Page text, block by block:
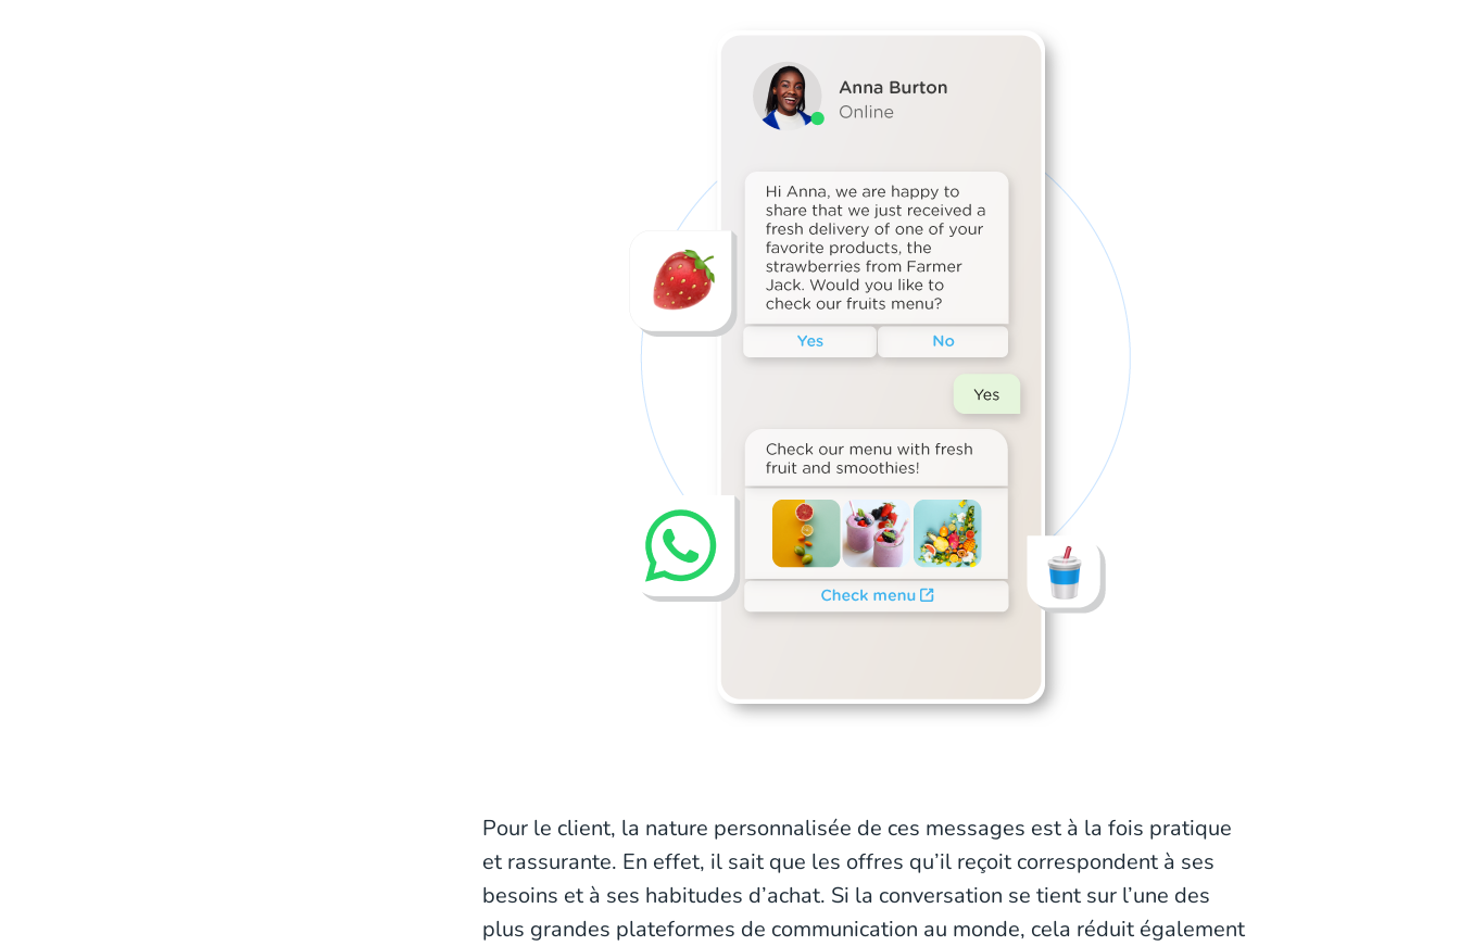
Pour le client, la nature personnalisée de ces messages est à la fois pratique
et rassurante. En effet, il sait que les offres qu’il reçoit correspondent à ses
besoins et à ses habitudes d’achat. Si la conversation se tient sur l’une des
plus grandes plateformes de communication au monde, cela réduit également